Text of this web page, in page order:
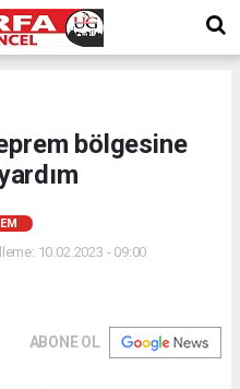
bölgesine
10.02.2023 - 09:00
ABONE OL